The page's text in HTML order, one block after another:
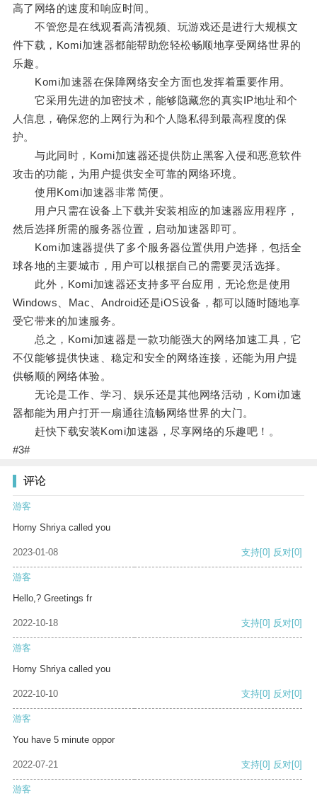
高了网络的速度和响应时间。
不管您是在线观看高清视频、玩游戏还是进行大规模文
件下载，Komi加速器都能帮助您轻松畅顺地享受网络世界的
乐趣。
Komi加速器在保障网络安全方面也发挥着重要作用。
它采用先进的加密技术，能够隐藏您的真实IP地址和个
人信息，确保您的上网行为和个人隐私得到最高程度的保
护。
与此同时，Komi加速器还提供防止黑客入侵和恶意软件
攻击的功能，为用户提供安全可靠的网络环境。
使用Komi加速器非常简便。
用户只需在设备上下载并安装相应的加速器应用程序，
然后选择所需的服务器位置，启动加速器即可。
Komi加速器提供了多个服务器位置供用户选择，包括全
球各地的主要城市，用户可以根据自己的需要灵活选择。
此外，Komi加速器还支持多平台应用，无论您是使用
Windows、Mac、Android还是iOS设备，都可以随时随地享
受它带来的加速服务。
总之，Komi加速器是一款功能强大的网络加速工具，它
不仅能够提供快速、稳定和安全的网络连接，还能为用户提
供畅顺的网络体验。
无论是工作、学习、娱乐还是其他网络活动，Komi加速
器都能为用户打开一扇通往流畅网络世界的大门。
赶快下载安装Komi加速器，尽享网络的乐趣吧！。
#3#
评论
游客
Horny Shriya called you
2023-01-08 支持[0] 反对[0]
游客
Hello,? Greetings fr
2022-10-18 支持[0] 反对[0]
游客
Horny Shriya called you
2022-10-10 支持[0] 反对[0]
游客
You have 5 minute oppor
2022-07-21 支持[0] 反对[0]
游客